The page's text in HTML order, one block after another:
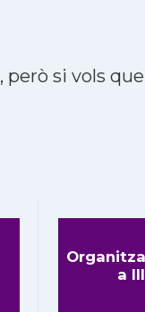
, però si vols
a